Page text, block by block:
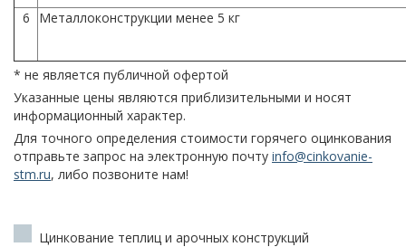
6 Металлоконструкции менее 5 кг
* не является публичной офертой
Указанные цены являются приблизительными и носят
информационный характер.
Для точного определения стоимости горячего оцинкования
отправьте запрос на электронную почту info@cinkovanie-
stm.ru, либо позвоните нам!
Цинкование теплиц и арочных конструкций